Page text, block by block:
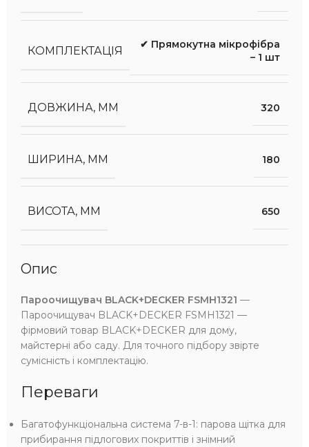
КОМПЛЕКТАЦІЯ
✔ Прямокутна мікрофібра
– 1 шт
ДОВЖИНА, ММ 320
ШИРИНА, ММ 180
ВИСОТА, ММ 650
Опис
Пароочищувач BLACK+DECKER FSMH1321 —
Пароочищувач BLACK+DECKER FSMH1321 —
фірмовий товар BLACK+DECKER для дому,
майстерні або саду. Для точного підбору звірте
сумісність і комплектацію.
Переваги
Багатофункціональна система 7-в-1: парова щітка для
прибирання підлогових покриттів і знімний